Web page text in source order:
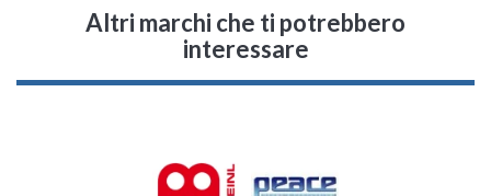
Altri marchi che ti potrebbero
interessare